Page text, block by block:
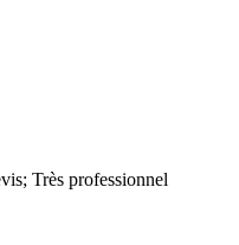
Très professionnel